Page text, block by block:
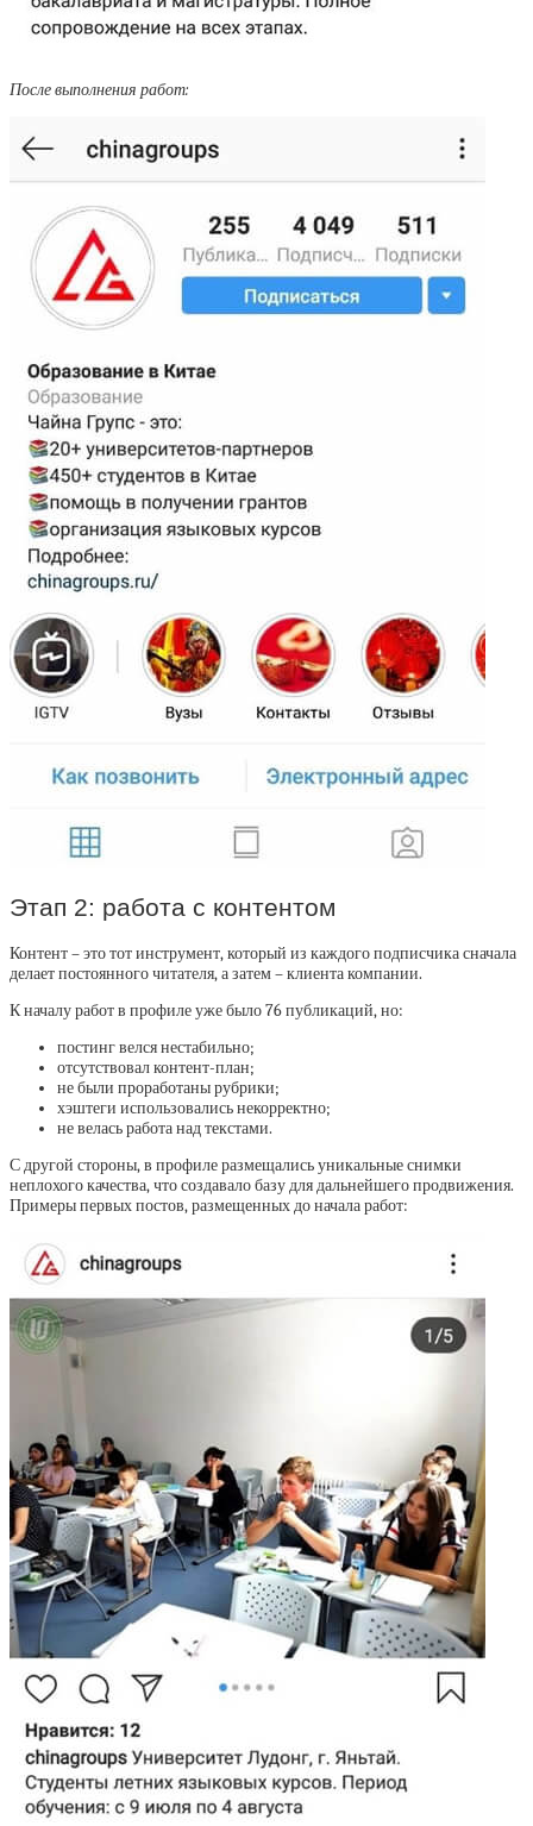
После выполнения работ:
Этап 2: работа с контентом
Контент – это тот инструмент, который из каждого подписчика сначала
делает постоянного читателя, а затем – клиента компании.
К началу работ в профиле уже было 76 публикаций, но:
постинг велся нестабильно;
отсутствовал контент-план;
не были проработаны рубрики;
хэштеги использовались некорректно;
не велась работа над текстами.
С другой стороны, в профиле размещались уникальные снимки
неплохого качества, что создавало базу для дальнейшего продвижения.
Примеры первых постов, размещенных до начала работ: